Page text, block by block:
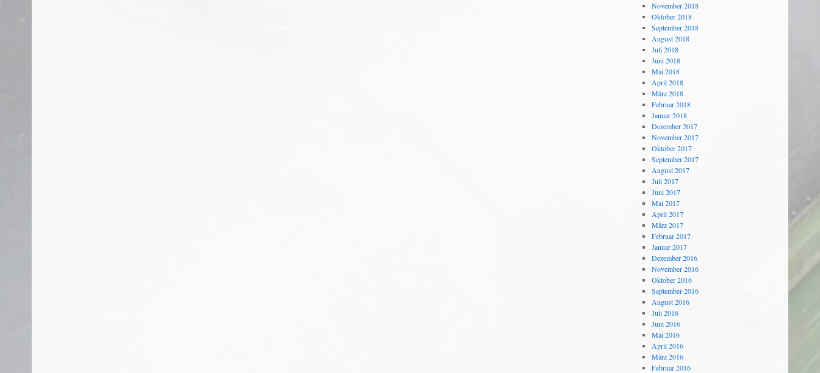
November 2018
Oktober 2018
September 2018
August 2018
Juli 2018
Juni 2018
Mai 2018
April 2018
März 2018
Februar 2018
Januar 2018
Dezember 2017
November 2017
Oktober 2017
September 2017
August 2017
Juli 2017
Juni 2017
Mai 2017
April 2017
März 2017
Februar 2017
Januar 2017
Dezember 2016
November 2016
Oktober 2016
September 2016
August 2016
Juli 2016
Juni 2016
Mai 2016
April 2016
März 2016
Februar 2016